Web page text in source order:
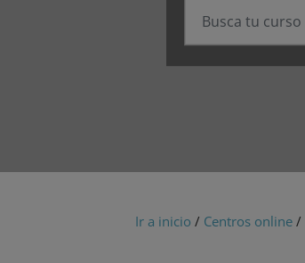
Ir a inicio / Centros online /